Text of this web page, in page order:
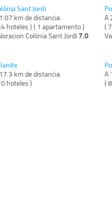
Sant Jordi
km de distancia
hoteles ) ( 1 apartamento )
Colónia Sant Jordi 7.0
km de distancia
hoteles )
A
(
A
(